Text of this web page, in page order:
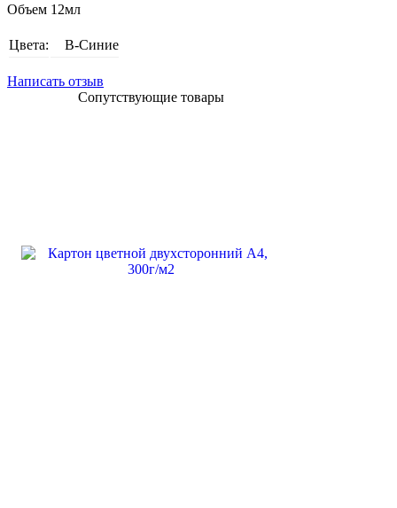
Объем 12мл
Цвета: B-Синие
Написать отзыв
Сопутствующие товары